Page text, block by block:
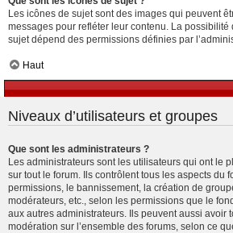
Les icônes de sujet sont des images qui peuvent
messages pour refléter leur contenu. La possibilité
sujet dépend des permissions définies par
Haut
Niveaux d’utilisateurs et groupes
Que sont les administrateurs ?
Les administrateurs sont les utilisateurs qui ont le
sur tout le forum. Ils contrôlent tous les aspects du
permissions, le bannissement, la création de
modérateurs, etc., selon les permissions que le
aux autres administrateurs. Ils peuvent aussi avoir
modération sur l’ensemble des forums, selon ce